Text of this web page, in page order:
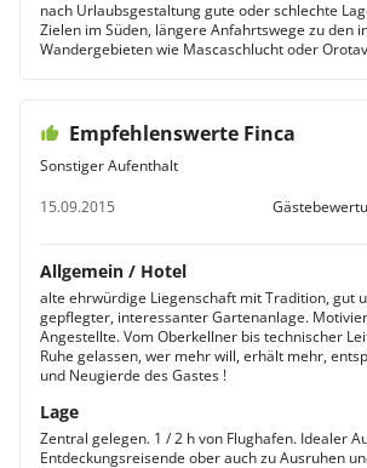
nach Urlaubsgestaltung gute oder schlechte
Zielen im Süden, längere Anfahrtswege zu den
Wandergebieten wie Mascaschlucht oder
Empfehlenswerte Finca
Sonstiger Aufenthalt
15.09.2015
Allgemein / Hotel
alte ehrwürdige Liegenschaft mit Tradition, gut
gepflegter, interessanter Gartenanlage.
Angestellte. Vom Oberkellner bis technischer
Ruhe gelassen, wer mehr will, erhält mehr,
und Neugierde des Gastes !
Lage
Zentral gelegen. 1 / 2 h von Flughafen. Idealer
Entdeckungsreisende ober auch zu Ausruhen